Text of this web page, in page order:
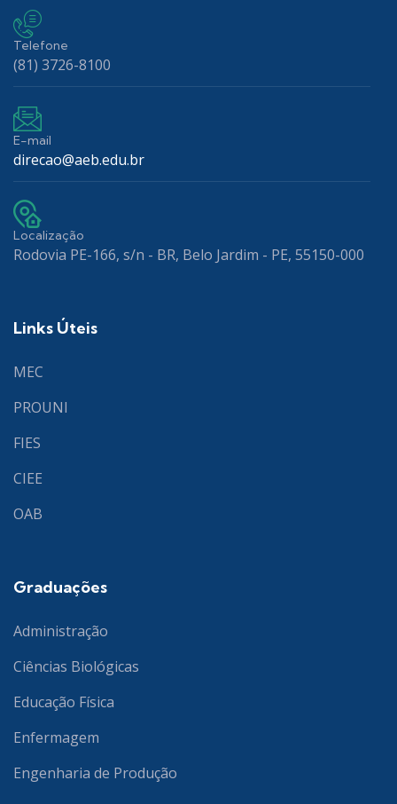
Telefone
(81) 3726-8100
E-mail
direcao@aeb.edu.br
Localização
Rodovia PE-166, s/n - BR, Belo Jardim - PE, 55150-000
Links Úteis
MEC
PROUNI
FIES
CIEE
OAB
Graduações
Administração
Ciências Biológicas
Educação Física
Enfermagem
Engenharia de Produção